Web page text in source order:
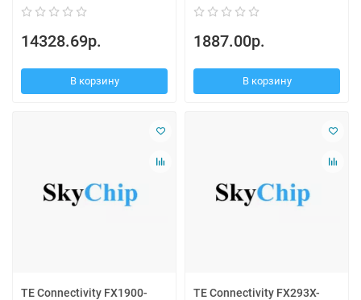
14328.69р.
В корзину
1887.00р.
В корзину
TE Connectivity FX1900-
TE Connectivity FX293X-